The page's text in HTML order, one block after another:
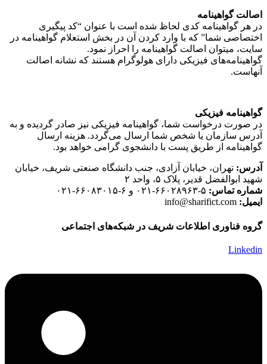
اصالت گواهینامه
در هر گواهینامه کدی لحاظ شده است با عنوان “کد پیگیری
اختصاصی شما” که با وارد کردن آن در بخش استعلام گواهینامه در
سایت، میتوان اصالت گواهینامه را احراز نمود.
گواهینامه‌های فیزیکی دارای هولوگرام هستند که نشانه اصالت
آنهاست.
گواهینامه فیزیکی
در صورت درخواست شما، گواهینامه فیزیکی نیز صادر گردیده و به
آدرس سازمان یا شخص شما ارسال می‌گردد. هزینه ارسال
گواهینامه از طریق پست با دانشجوی گرامی خواهد بود.
آدرس: تهران، خیابان آزادی، جنب دانشگاه صنعتی شریف، خیابان
شهید ابوالفضل قدیر، پلاک ۵، واحد ۲
شماره تماس:
ایمیل:
گروه فناوری اطلاعات شریف در شبکه‌های اجتماعی
Linkedin